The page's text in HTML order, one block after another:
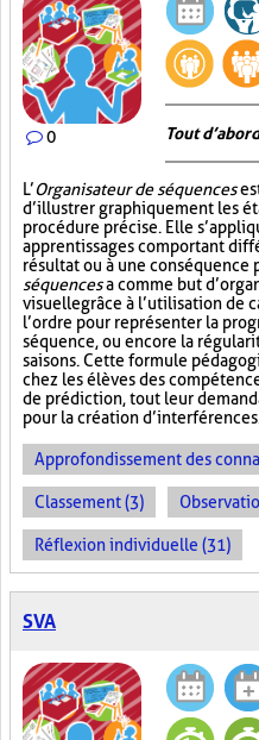
0 Tout
L’Organisateur de séquences
d’illustrer graphiquement les
procédure précise. Elle
apprentissages comportant
résultat ou à une conséquence
séquencesa comme but
visuellegrâce à l’utilisation de
l’ordre pour représenter la
séquence, ou encore la
saisons. Cette formule
chez les élèves des
de prédiction, tout leur
pour la création d’interférences.
Approfondissement des
Classement (3)
Réflexion individuelle (31)
SVA